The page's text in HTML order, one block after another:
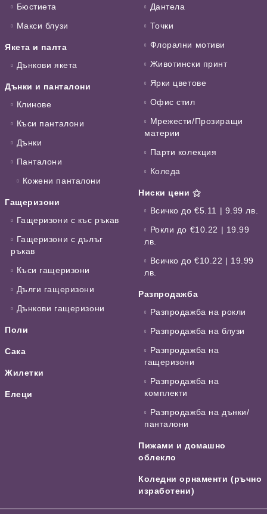
Бюстиета
Макси блузи
Якета и палта
Дънкови якета
Дънки и панталони
Клинове
Къси панталони
Дънки
Панталони
Кожени панталони
Гащеризони
Гащеризони с къс ръкав
Гащеризони с дълъг
ръкав
Къси гащеризони
Дълги гащеризони
Дънкови гащеризони
Поли
Сака
Жилетки
Елеци
Дантела
Точки
Флорални мотиви
Животински принт
Ярки цветове
Офис стил
Мрежести/Прозиращи
материи
Парти колекция
Коледа
Ниски цени ⚝
Всичко до €5.11 | 9.99 лв.
Рокли до €10.22 | 19.99
лв.
Всичко до €10.22 | 19.99
лв.
Разпродажба
Разпродажба на рокли
Разпродажба на блузи
Разпродажба на
гащеризони
Разпродажба на
комплекти
Разпродажба на дънки/
панталони
Пижами и домашно
облекло
Коледни орнаменти (ръчно
изработени)